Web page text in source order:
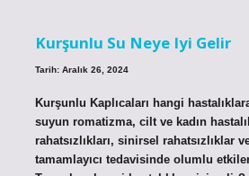
Kurşunlu Su Neye Iyi Gelir
Tarih: Aralık 26, 2024
Kurşunlu Kaplıcaları hangi
suyun romatizma, cilt ve kadın
rahatsızlıkları, sinirsel rahatsızlıklar
tamamlayıcı tedavisinde olumlu